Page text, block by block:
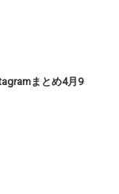
まとめ4月9